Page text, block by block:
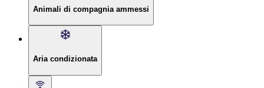
Animali di compagnia ammessi
Aria condizionata